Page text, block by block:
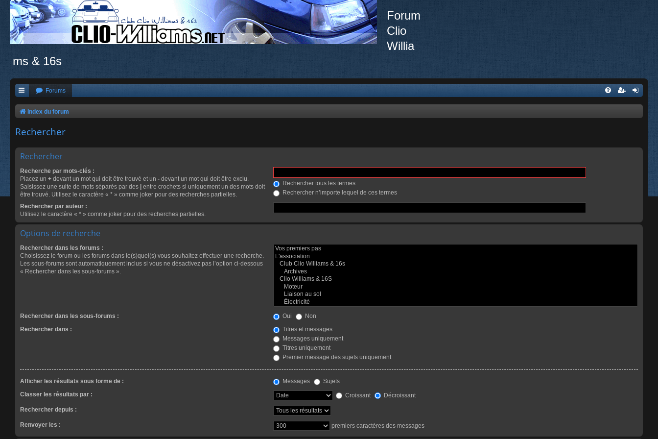
Forum
Clio
Willia
ms & 16s
Forums
Index du forum
Rechercher
Rechercher
Recherche par mots-clés :
Placez un + devant un mot qui doit être trouvé et un - devant un mot qui doit être exclu.
Saisissez une suite de mots séparés par des
entre crochets si uniquement un des mots doit
être trouvé. Utilisez le caractère « * » comme joker pour des recherches partielles.
Rechercher tous les termes
Rechercher n’importe lequel de ces termes
Rechercher par auteur :
Utilisez le caractère « * » comme joker pour des recherches partielles.
Options de recherche
Rechercher dans les forums :
Choisissez le forum ou les forums dans le(s)quel(s) vous souhaitez effectuer une recherche.
Les sous-forums sont automatiquement inclus si vous ne désactivez pas l’option ci-dessous
« Rechercher dans les sous-forums ».
Rechercher dans les sous-forums : Oui
Non
Rechercher dans :
Titres et messages
Messages uniquement
Titres uniquement
Premier message des sujets uniquement
Afficher les résultats sous forme de : Messages
Sujets
Classer les résultats par :
Croissant Décroissant
Rechercher depuis :
Renvoyer les : premiers caractères des messages